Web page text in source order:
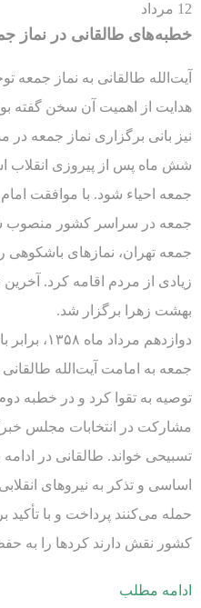
12 مرداد
خطبه‌های طالقانی در نماز
آیت‌الله طالقانی به نماز جمعه
هدایت از اهمیت آن سخن گفته
نیز بانی برگزاری نماز جمعه در
شش ماه پس از پیروزی انقلاب
جمعه احیاء شود. با موافقت
جمعه در سراسر کشور منصوب
جمعه تهران، نمازهای باشکوهی
زیادی از مردم اقامه کرد. آخرین
بهشت زهرا برگزار شد.
دوازدهم
جمعه به امامت آیت‌الله
توصیه به تقوا کرد و در خطبه
مشارکت در انتخابات مجلس
تسبیحی خواند. طالقانی در
اساسی و تذکر به نیروهای
حمله می‌کنند پرداخت و با تأکید
کشور نقش دارند کردها را به
ادامه مطلب